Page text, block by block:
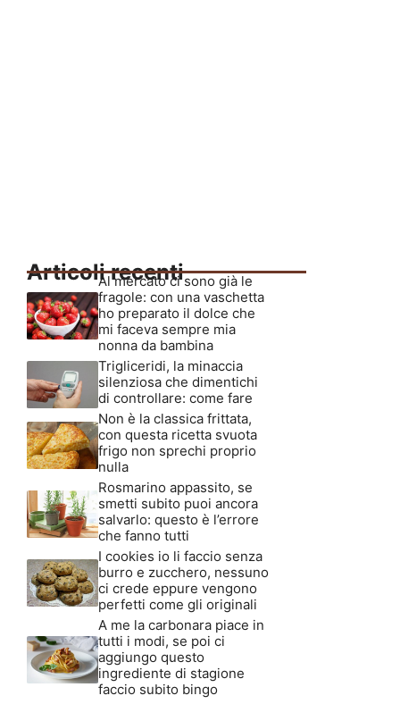
Articoli recenti
Al mercato ci sono già le
fragole: con una vaschetta
ho preparato il dolce che
mi faceva sempre mia
nonna da bambina
Trigliceridi, la minaccia
silenziosa che dimentichi
di controllare: come fare
Non è la classica frittata,
con questa ricetta svuota
frigo non sprechi proprio
nulla
Rosmarino appassito, se
smetti subito puoi ancora
salvarlo: questo è l’errore
che fanno tutti
I cookies io li faccio senza
burro e zucchero, nessuno
ci crede eppure vengono
perfetti come gli originali
A me la carbonara piace in
tutti i modi, se poi ci
aggiungo questo
ingrediente di stagione
faccio subito bingo